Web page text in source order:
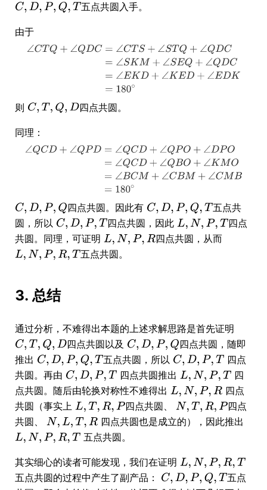
五点共圆入手。
由于
则 四点共圆。
同理：
四点共圆。因此有
五点共
圆，所以
四点共圆，因此
四点
共圆。同理，可证明
四点共圆，从而
五点共圆。
3. 总结
通过分析，不难得出本题的上述求解思路是首先证明
四点共圆以及
四点共圆，随即
推出
五点共圆，所以
四点
共圆。再由
四点共圆推出
四
点共圆。随后由轮换对称性不难得出
四点
共圆（事实上
四点共圆、
四点
共圆、
四点共圆也是成立的），因此推出
五点共圆。
其实细心的读者可能发现，我们在证明
五点共圆的过程中产生了副产品：
五点